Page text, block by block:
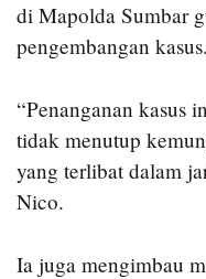
di Mapolda Sumbar
pengembangan kasus.
“Penanganan kasus
tidak menutup
yang terlibat dalam
Nico.
Ia juga mengimbau